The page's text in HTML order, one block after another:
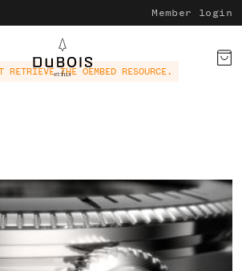
Member login
RETRIEVE THE OEMBED RESOURCE.